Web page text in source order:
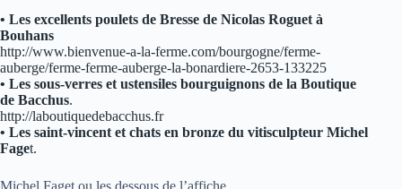
• Les excellents poulets de Bresse de Nicolas Roguet à
Bouhans
http://www.bienvenue-a-la-ferme.com/bourgogne/ferme-
auberge/ferme-ferme-auberge-la-bonardiere-2653-133225
• Les sous-verres et ustensiles bourguignons de la Boutique
de Bacchus.
http://laboutiquedebacchus.fr
• Les saint-vincent et chats en bronze du vitisculpteur Michel
Faget.
Michel Faget ou les dessous de l’affiche